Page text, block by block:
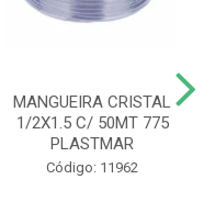
MANGUEIRA CRISTAL
1/2X1.5 C/ 50MT 775
PLASTMAR
Código: 11962